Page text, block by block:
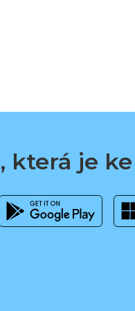
je